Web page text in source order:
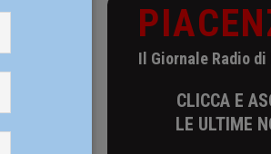
lo
per
Il Giornale Radio di
CLICCA E
LE ULTIME